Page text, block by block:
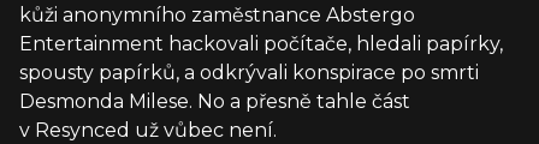
kůži anonymního zaměstnance Abstergo
Entertainment hackovali počítače, hledali papírky,
spousty papírků, a odkrývali konspirace po smrti
Desmonda Milese. No a přesně tahle část
v Resynced už vůbec není.